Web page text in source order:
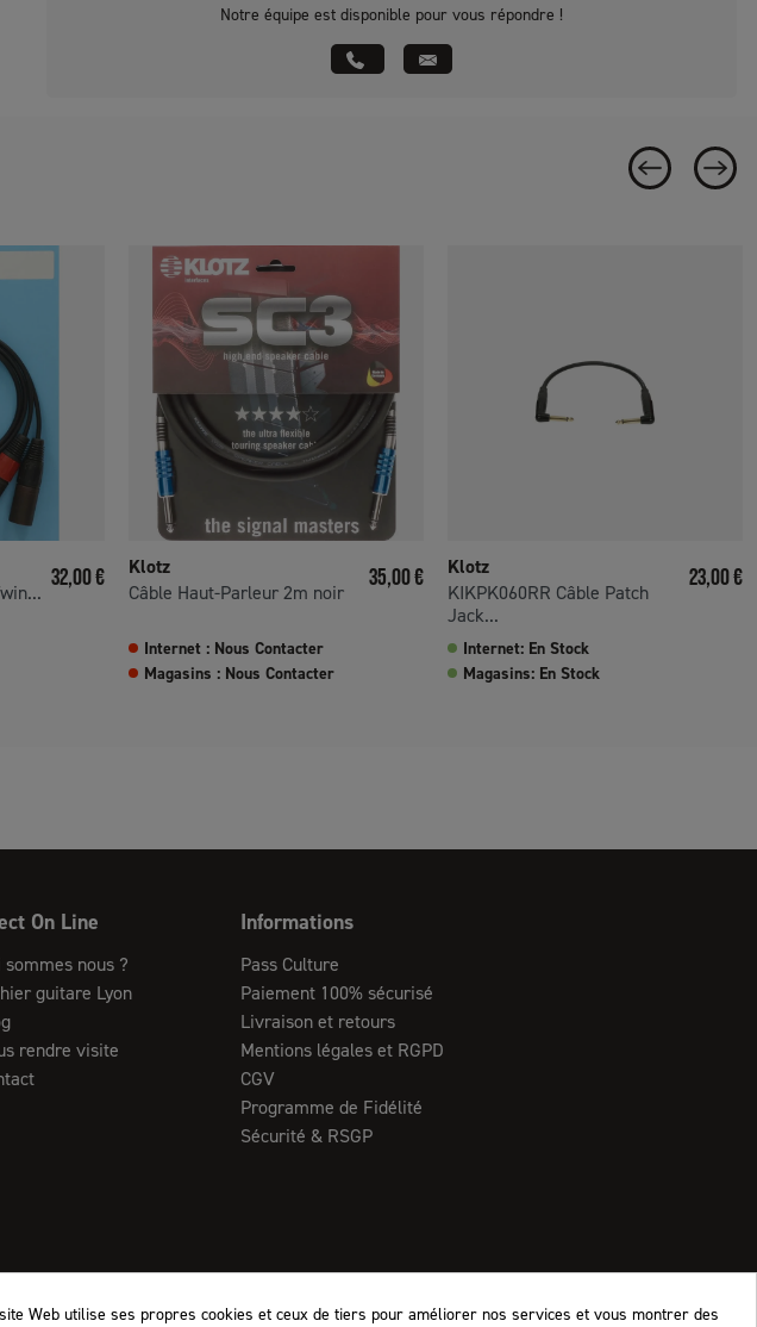
Notre équipe est disponible pour vous répondre !
Prix
32,00 €
Klotz
Câble Haut-Parleur 2m noir
Prix
35,00 €
Internet : Nous Contacter
Magasins : Nous Contacter
Klotz
KIKPK060RR Câble Patch
Jack...
Prix
23,00 €
Internet: En Stock
Magasins: En Stock
On Line
sommes nous ?
guitare Lyon
rendre visite
Informations
Pass Culture
Paiement 100% sécurisé
Livraison et retours
Mentions légales et RGPD
CGV
Programme de Fidélité
Sécurité & RSGP
Web utilise ses propres cookies et ceux de tiers pour améliorer nos services et vous montrer des